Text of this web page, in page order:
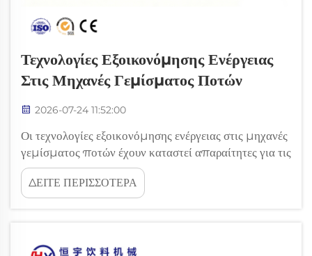
Τεχνολογίες Εξοικονόμησης Ενέργειας
Στις Μηχανές Γεμίσματος Ποτών
2026-07-24 11:52:00
Οι τεχνολογίες εξοικονόμησης ενέργειας στις μηχανές
γεμίσματος ποτών έχουν καταστεί απαραίτητες για τις
σύγχρονες εγκαταστάσεις παραγωγής που επιδιώκουν
τη μείωση των λειτουργικών δαπανών, διατηρώντας
ταυτόχρονα υψηλή ποιότητα παραγωγής. Καθώς οι
ΔΕΙΤΕ ΠΕΡΙΣΣΟΤΕΡΑ